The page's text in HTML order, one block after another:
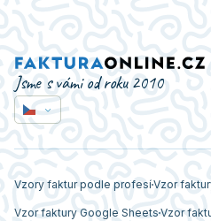
Jsme s vámi od roku 2010
Vzory faktur podle profesíVzor
Vzor faktury Google Sheets Vzor